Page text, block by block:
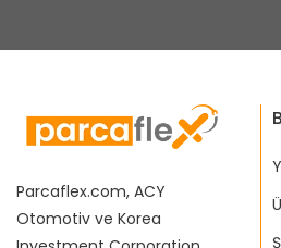
Parcaflex.com, ACY
Otomotiv ve Korea